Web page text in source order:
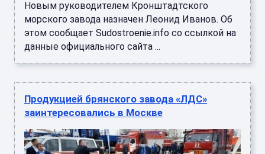
Новым руководителем Кронштадтского
морского завода назначен Леонид Иванов. Об
этом сообщает Sudostroenie.info со ссылкой на
данные официального сайта ...
Продукцией брянского завода «ЛДС»
заинтересовались в Москве